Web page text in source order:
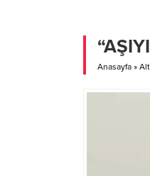
yüzde 100’e
Anasayfa »